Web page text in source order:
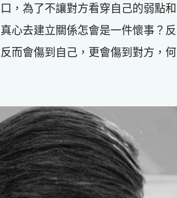
，為了不讓對方看穿自己的弱點和
心去建立關係怎會是一件懷事？反
而會傷到自己，更會傷到對方，何